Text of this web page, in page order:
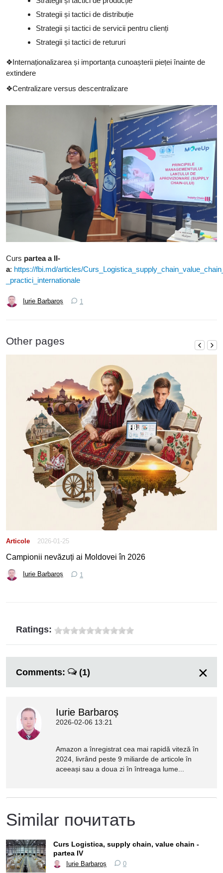
Strategii și tactici de distribuție
Strategii și tactici de servicii pentru clienți
Strategii și tactici de retururi
❖Internaționalizarea și importanța cunoașterii pieței înainte de
extindere
❖Centralizare versus descentralizare
Curs partea a II-
a: https://fbi.md/articles/
_practici_internationale
Iurie Barbaroș 1
Other pages
Articole 2026-01-25
Campionii nevăzuți ai Moldovei în 2026
Iurie Barbaroș 1
Ratings:
Comments: (1)
Iurie Barbaroș
2026-02-06 13:21
Amazon a înregistrat cea mai rapidă viteză în
2024, livrând peste 9 miliarde de articole în
aceeași sau a doua zi în întreaga lume...
Similar почитать
Curs Logistica, supply chain, value chain -
partea IV
Iurie Barbaroș 0